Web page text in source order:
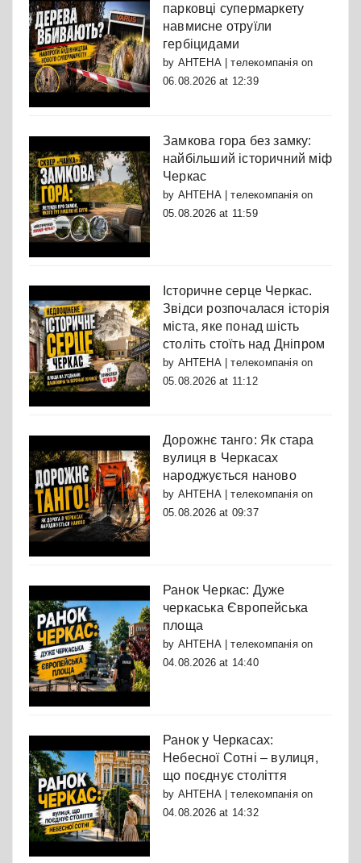
парковці супермаркету
навмисне отруїли
гербіцидами
by АНТЕНА | телекомпаніяon
06.08.2026 at 12:39
Замкова гора без замку:
найбільший історичний міф
Черкас
by АНТЕНА | телекомпаніяon
05.08.2026 at 11:59
Історичне серце Черкас.
Звідси розпочалася історія
міста, яке понад шість
століть стоїть над Дніпром
by АНТЕНА | телекомпаніяon
05.08.2026 at 11:12
Дорожнє танго: Як стара
вулиця в Черкасах
народжується наново
by АНТЕНА | телекомпаніяon
05.08.2026 at 09:37
Ранок Черкас: Дуже
черкаська Європейська
площа
by АНТЕНА | телекомпаніяon
04.08.2026 at 14:40
Ранок у Черкасах:
Небесної Сотні – вулиця,
що поєднує століття
by АНТЕНА | телекомпаніяon
04.08.2026 at 14:32